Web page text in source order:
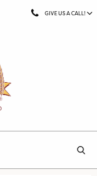
GIVE US A CALL!